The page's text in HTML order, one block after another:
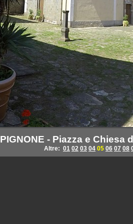
PIGNONE - Piazza e Chiesa
Altre: 01 02 03 04 05 06 07 08